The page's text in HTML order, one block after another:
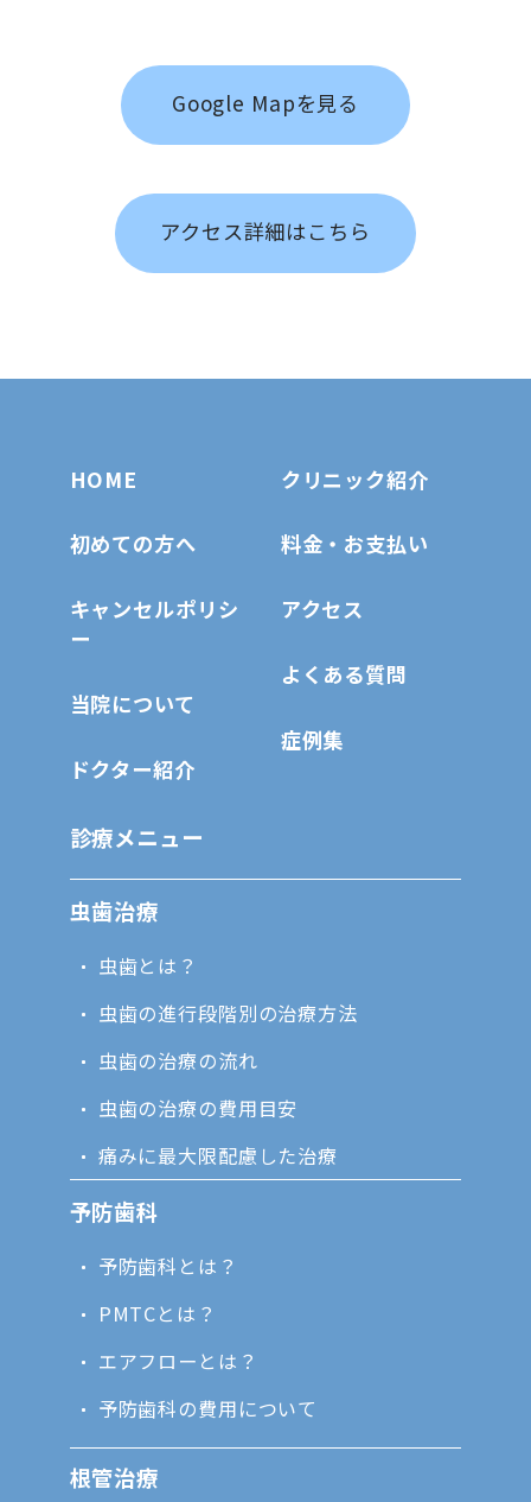
Google Mapを見る
アクセス詳細はこちら
HOME
初めての方へ
キャンセルポリシ
ー
当院について
ドクター紹介
クリニック紹介
料金・お支払い
アクセス
よくある質問
症例集
診療メニュー
虫歯治療
虫歯とは？
虫歯の進行段階別の治療方法
虫歯の治療の流れ
虫歯の治療の費用目安
痛みに最大限配慮した治療
予防歯科
予防歯科とは？
PMTCとは？
エアフローとは？
予防歯科の費用について
根管治療